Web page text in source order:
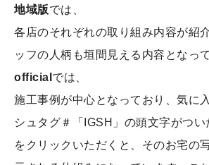
地域版では、
各店のそれぞれの取り組み内容が紹
ッフの人柄も垣間見える内容となっ
official では、
施工事例が中心となっており、気に
シュタグ＃「IGSH」の頭文字がつ
をクリックいただくと、そのお宅の